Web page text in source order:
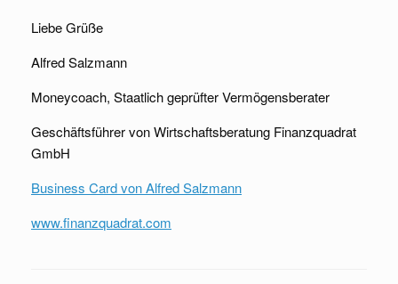
Liebe Grüße
Alfred Salzmann
Moneycoach, Staatlich geprüfter Vermögensberater
Geschäftsführer von Wirtschaftsberatung Finanzquadrat
GmbH
Business Card von Alfred Salzmann
www.finanzquadrat.com